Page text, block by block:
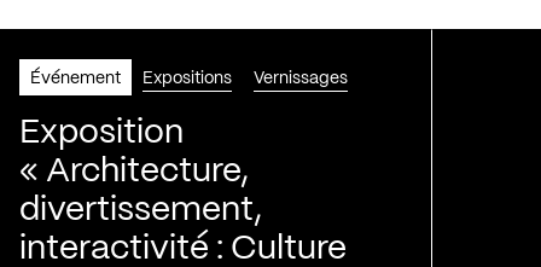
Événement Expositions Vernissages
Exposition
« Architecture,
divertissement,
interactivité : Culture